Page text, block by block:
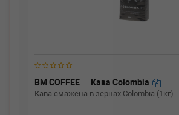
BM COFFEE Кава Colombia
Кава смажена в зернах Colombia (1кг)